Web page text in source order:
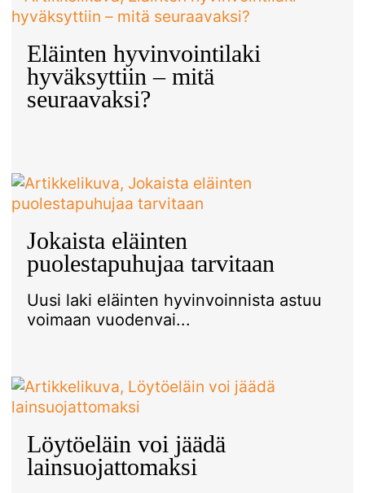
Eläinten hyvinvointilaki
hyväksyttiin – mitä
seuraavaksi?
Jokaista eläinten
puolestapuhujaa tarvitaan
Uusi laki eläinten hyvinvoinnista astuu
voimaan vuodenvai...
Löytöeläin voi jäädä
lainsuojattomaksi